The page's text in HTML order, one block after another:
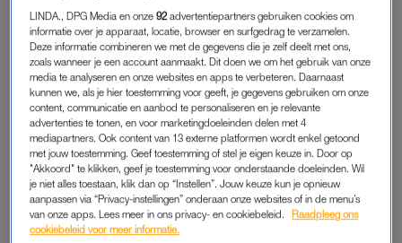
De nieuwe reeks zal volgend jaar bij de NPO te zien zijn.
FLIKKEN MAASTRICHT
De politieserie volgt rechercheurs Floris Wolfs en Eva van
Dongen. De hoofdrollen worden gespeeld door Victor Reinier,
Angela Schijf, Oda Spelbos en Sergio Romero IJssel. Het
negentiende seizoen heeft dezelfde hoofdcast als de
afgelopen jaren.
De eerste aflevering van de dramaserie was in september
LINDA., DPG Media en onze92 advertentiepartners gebruiken cookies om
informatie over je apparaat, locatie, browser en surfgedrag te verzamelen.
Deze informatie combineren we met de gegevens die je zelf deelt met ons,
zoals wanneer je een account aanmaakt. Dit doen we om het gebruik van onze
media te analyseren en onze websites en apps te verbeteren. Daarnaast
kunnen we, als je hier toestemming voor geeft, je gegevens gebruiken om onze
content, communicatie en aanbod te personaliseren en je relevante
advertenties te tonen, en voor marketingdoeleinden delen met 4
mediapartners. Ook content van 13 externe platformen wordt enkel getoond
met jouw toestemming. Geef toestemming of stel je eigen keuze in. Door op
"Akkoord" te klikken, geef je toestemming voor onderstaande doeleinden. Wil
je niet alles toestaan, klik dan op “Instellen”. Jouw keuze kun je opnieuw
aanpassen via “Privacy-instellingen” onderaan onze websites of in de menu’s
van onze apps. Lees meer in ons privacy- en cookiebeleid.
Raadpleeg ons
cookiebeleid voor meer informatie.